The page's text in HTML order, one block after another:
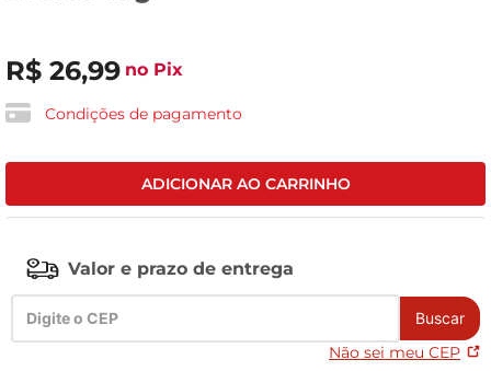
R$ 26,99 no Pix
Condições de pagamento
ADICIONAR AO CARRINHO
Valor e prazo de entrega
Buscar
Não sei meu CEP
vinho
leite pó
celular